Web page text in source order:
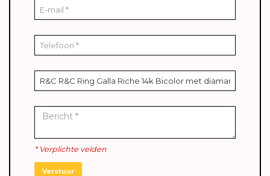
* Verplichte velden
Verstuur